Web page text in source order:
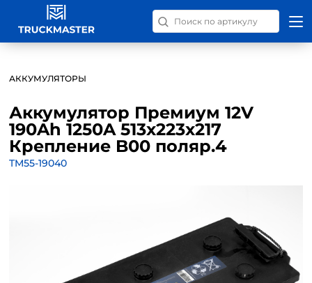
Поиск запчастей по
АККУМУЛЯТОРЫ
Аккумулятор Премиум 12V
190Ah 1250A 513x223x217
Крепление B00 поляр.4
TM55-19040